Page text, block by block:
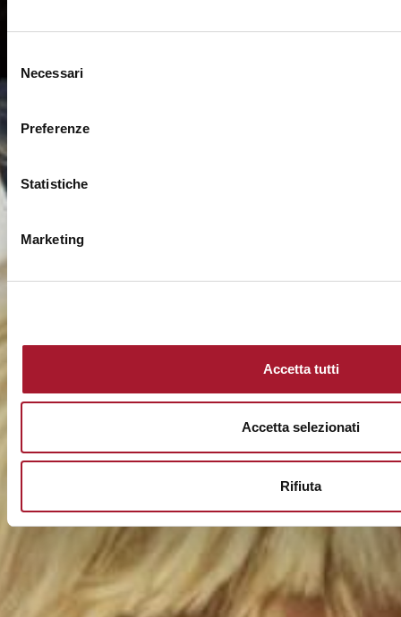
delNecessari
Preferenze
Statistiche
Marketing
Accetta tutti
Accetta selezionati
Rifiuta